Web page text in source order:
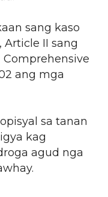
sang kaso
Article II sang
Comprehensive
ang mga
sa tanan
kag
agud nga